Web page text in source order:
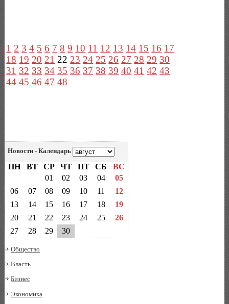
1 2 3 4 5 6 7 8 9 10 11 12 13 14 15 16 17
18 19 20 21 22 23 24 25 26 27 28 29 30
31 32 33 34 35 36 37 38 39 40 41 42 43
44 45 46 47 48
Новости - Календарь
ПН ВТ СР ЧТ ПТ СБ
ВС
01
02 03 04
05
06
07 08 09 10 11
12
13
14 15 16 17 18
19
20
21 22 23 24 25
26
27
28 29 30
Общество
Власть
Бизнес
Экономика